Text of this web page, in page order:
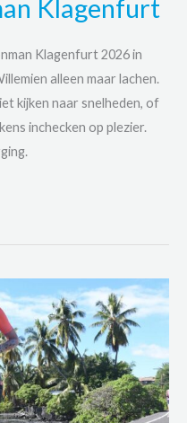
Klagenfurt
Klagenfurt 2026 in
alleen maar lachen.
kijken naar snelheden, of
inchecken op plezier.